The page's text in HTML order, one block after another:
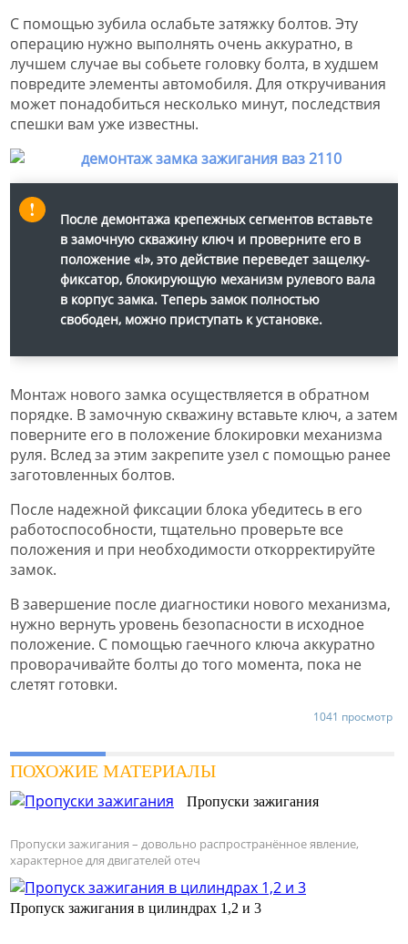
С помощью зубила ослабьте затяжку болтов. Эту
операцию нужно выполнять очень аккуратно, в
лучшем случае вы собьете головку болта, в худшем
повредите элементы автомобиля. Для откручивания
может понадобиться несколько минут, последствия
спешки вам уже известны.
После демонтажа крепежных сегментов вставьте
в замочную скважину ключ и проверните его в
положение «I», это действие переведет защелку-
фиксатор, блокирующую механизм рулевого вала
в корпус замка. Теперь замок полностью
свободен, можно приступать к установке.
Монтаж нового замка осуществляется в обратном
порядке. В замочную скважину вставьте ключ, а затем
поверните его в положение блокировки механизма
руля. Вслед за этим закрепите узел с помощью ранее
заготовленных болтов.
После надежной фиксации блока убедитесь в его
работоспособности, тщательно проверьте все
положения и при необходимости откорректируйте
замок.
В завершение после диагностики нового механизма,
нужно вернуть уровень безопасности в исходное
положение. С помощью гаечного ключа аккуратно
проворачивайте болты до того момента, пока не
слетят готовки.
1041 просмотр
ПОХОЖИЕ МАТЕРИАЛЫ
Пропуски зажигания
Пропуски зажигания – довольно распространённое явление,
характерное для двигателей отеч
Пропуск зажигания в цилиндрах 1,2 и 3